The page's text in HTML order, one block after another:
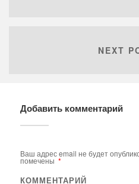
NEXT
Добавить комментарий
Ваш адрес email не будет
помечены *
КОММЕНТАРИЙ